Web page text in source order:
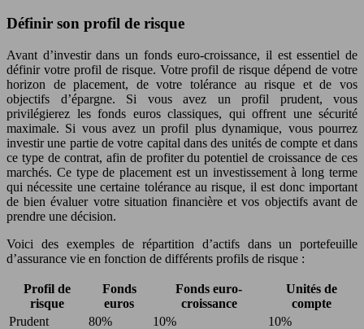
Définir son profil de risque
Avant d’investir dans un fonds euro-croissance, il est essentiel de
définir votre profil de risque. Votre profil de risque dépend de votre
horizon de placement, de votre tolérance au risque et de vos
objectifs d’épargne. Si vous avez un profil prudent, vous
privilégierez les fonds euros classiques, qui offrent une sécurité
maximale. Si vous avez un profil plus dynamique, vous pourrez
investir une partie de votre capital dans des unités de compte et dans
ce type de contrat, afin de profiter du potentiel de croissance de ces
marchés. Ce type de placement est un investissement à long terme
qui nécessite une certaine tolérance au risque, il est donc important
de bien évaluer votre situation financière et vos objectifs avant de
prendre une décision.
Voici des exemples de répartition d’actifs dans un portefeuille
d’assurance vie en fonction de différents profils de risque :
Profil de
risque
Fonds
euros
Fonds euro-
croissance
Unités de
compte
Prudent
80% 10%
10%